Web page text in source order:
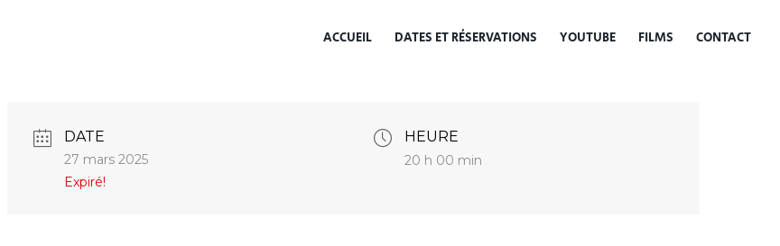
ACCUEIL DATES ET RÉSERVATIONS YOUTUBE FILMS CONTACT
DATE
27 mars 2025
Expiré!
HEURE
20 h 00 min